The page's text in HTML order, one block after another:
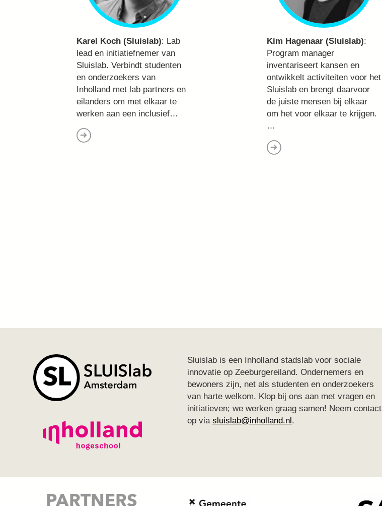
Karel Koch (Sluislab): Lab
lead en initiatiefnemer van
Sluislab. Verbindt studenten
en onderzoekers van
Inholland met lab partners en
eilanders om met elkaar te
werken aan een inclusief…
Kim Hagenaar (Sluislab):
Program manager
inventariseert kansen en
ontwikkelt activiteiten voor het
Sluislab en brengt daarvoor
de juiste mensen bij elkaar
om het voor elkaar te krijgen.
…
Sluislab is een Inholland stadslab voor sociale
innovatie op Zeeburgereiland. Ondernemers en
bewoners zijn, net als studenten en onderzoekers
van harte welkom. Klop bij ons aan met vragen en
initiatieven; we werken graag samen! Neem contact
op via sluislab@inholland.nl.
PARTNERS